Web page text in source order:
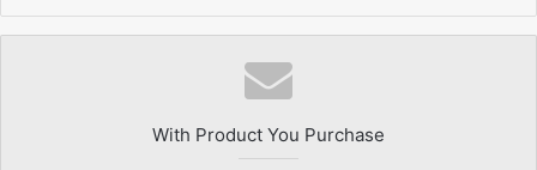
With Product You Purchase